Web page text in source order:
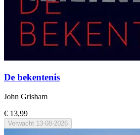
De bekentenis
John Grisham
€ 13,99
Verwacht 13-08-2026